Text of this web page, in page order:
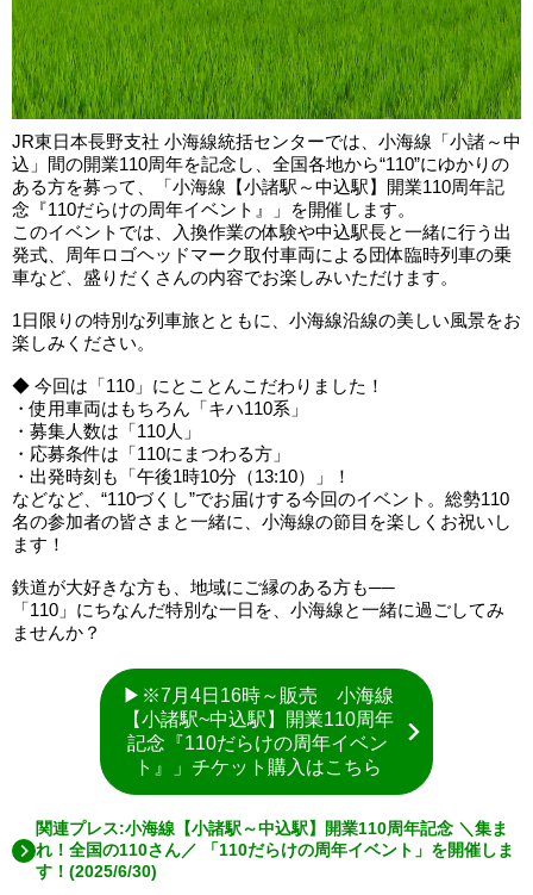
JR東日本長野支社 小海線統括センターでは、小海線「小諸～中
込」間の開業110周年を記念し、全国各地から“110”にゆかりの
ある方を募って、「小海線【小諸駅～中込駅】開業110周年記
念『110だらけの周年イベント』」を開催します。
このイベントでは、入換作業の体験や中込駅長と一緒に行う出
発式、周年ロゴヘッドマーク取付車両による団体臨時列車の乗
車など、盛りだくさんの内容でお楽しみいただけます。
1日限りの特別な列車旅とともに、小海線沿線の美しい風景をお
楽しみください。
◆ 今回は「110」にとことんこだわりました！
・使用車両はもちろん「キハ110系」
・募集人数は「110人」
・応募条件は「110にまつわる方」
・出発時刻も「午後1時10分（13:10）」！
などなど、“110づくし”でお届けする今回のイベント。総勢110
名の参加者の皆さまと一緒に、小海線の節目を楽しくお祝いし
ます！
鉄道が大好きな方も、地域にご縁のある方も──
「110」にちなんだ特別な一日を、小海線と一緒に過ごしてみ
ませんか？
▶※7月4日16時～販売 小海線
【小諸駅~中込駅】開業110周年
記念『110だらけの周年イベン
ト』」チケット購入はこちら
関連プレス:小海線【小諸駅～中込駅】開業110周年記念 ＼集ま
れ！全国の110さん／ 「110だらけの周年イベント」を開催しま
す！(2025/6/30)